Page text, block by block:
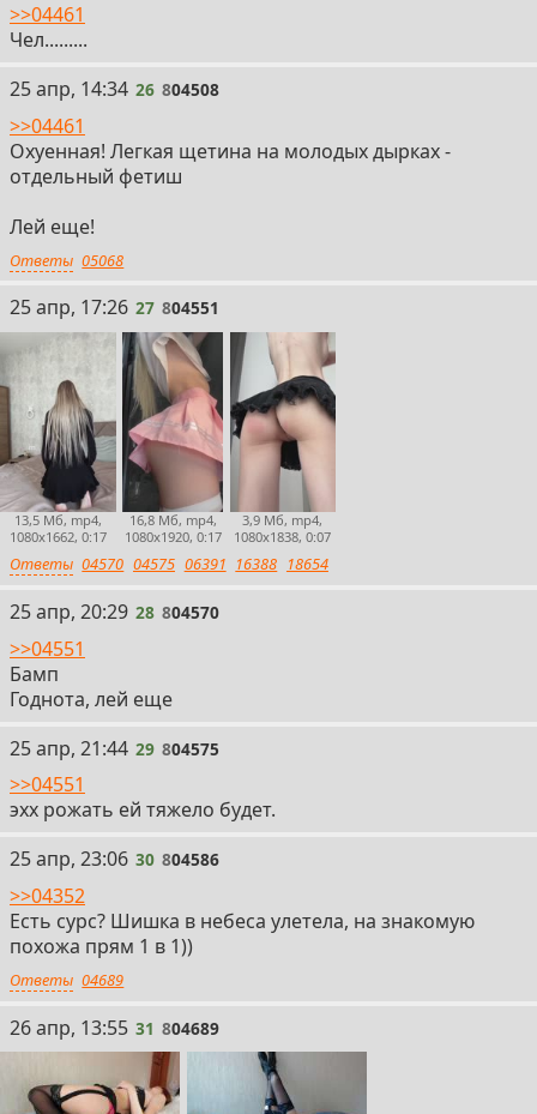
>>04461
Чел.........
26
25 апр, 14:34 26 804508
>>04461
Охуенная! Легкая щетина на молодых дырках -
отдельный фетиш
Лей еще!
Ответы 05068
27
25 апр, 17:26 27 804551
13,5 Мб, mp4,
1080x1662, 0:17
16,8 Мб, mp4,
1080x1920, 0:17
3,9 Мб, mp4,
1080x1838, 0:07
Ответы 04570 04575 06391 16388 18654
28
25 апр, 20:29 28 804570
>>04551
Бамп
Годнота, лей еще
29
25 апр, 21:44 29 804575
>>04551
эхх рожать ей тяжело будет.
30
25 апр, 23:06 30 804586
>>04352
Есть сурс? Шишка в небеса улетела, на знакомую
похожа прям 1 в 1))
Ответы 04689
31
26 апр, 13:55 31 804689